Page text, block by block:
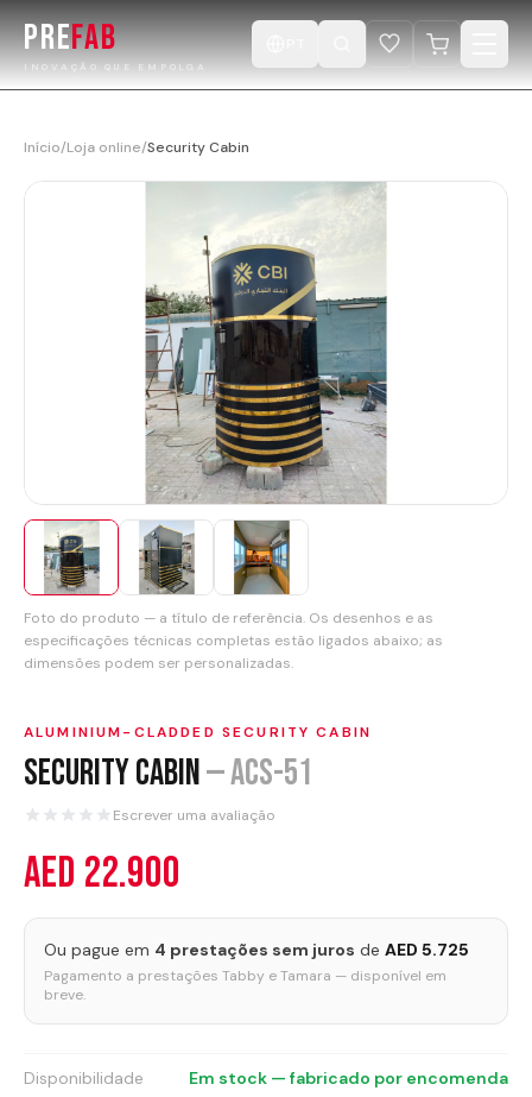
PREFAB
INOVAÇÃO QUE EMPOLGA
Início
Desenhe a sua Cabine
Ofertas
Últimas Notícias
Contacto
English العربية
ORÇAMENTO
Início/Loja online/Security Cabin
Foto do produto — a título de referência. Os desenhos e as
especificações técnicas completas estão ligados abaixo; as
dimensões podem ser personalizadas.
ALUMINIUM-CLADDED SECURITY CABIN
Security Cabin—ACS-51
Escrever uma avaliação
AED 22.900
Ou pague em 4 prestações sem juros de AED 5.725
Pagamento a prestações Tabby e Tamara — disponível em
breve.
Disponibilidade Em stock — fabricado por encomenda